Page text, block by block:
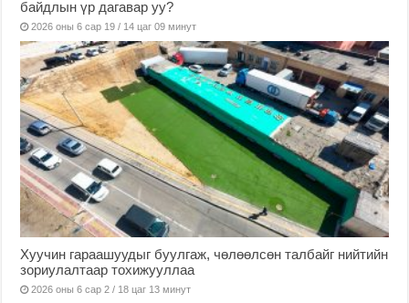
байдлын үр дагавар уу?
2026 оны 6 сар 19 / 14 цаг 09 минут
Хуучин гараашуудыг буулгаж, чөлөөлсөн талбайг нийтийн
зориулалтаар тохижууллаа
2026 оны 6 сар 2 / 18 цаг 13 минут